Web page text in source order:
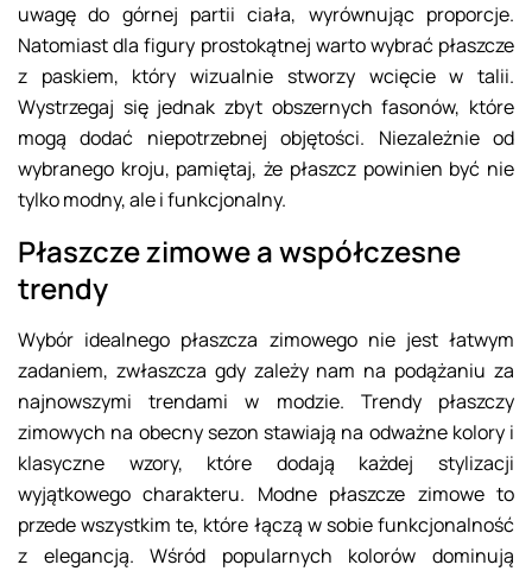
uwagę do górnej partii ciała, wyrównując proporcje.
Natomiast dla figury prostokątnej warto wybrać płaszcze
z paskiem, który wizualnie stworzy wcięcie w talii.
Wystrzegaj się jednak zbyt obszernych fasonów, które
mogą dodać niepotrzebnej objętości. Niezależnie od
wybranego kroju, pamiętaj, że płaszcz powinien być nie
tylko modny, ale i funkcjonalny.
Płaszcze zimowe a współczesne
trendy
Wybór idealnego płaszcza zimowego nie jest łatwym
zadaniem, zwłaszcza gdy zależy nam na podążaniu za
najnowszymi trendami w modzie. Trendy płaszczy
zimowych na obecny sezon stawiają na odważne kolory i
klasyczne wzory, które dodają każdej stylizacji
wyjątkowego charakteru. Modne płaszcze zimowe to
przede wszystkim te, które łączą w sobie funkcjonalność
z elegancją. Wśród popularnych kolorów dominują